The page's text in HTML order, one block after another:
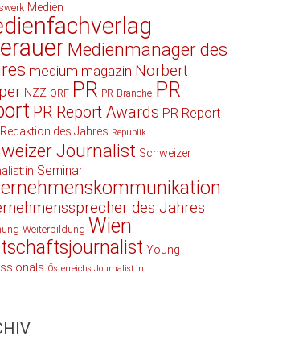
Medien
Medienmanager des
medium magazin Norbert
NZZ ORF PR PR-Branche PR
PR Report Awards PR Report
Redaktion des Jahres Republik
Journalist Schweizer
Seminar
des Jahres
Weiterbildung Wien
Young
Österreichs Journalist:in